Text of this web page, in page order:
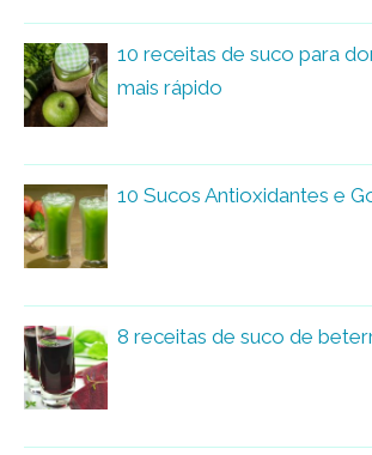
10 receitas de suco para
mais rápido
10 Sucos Antioxidantes e
8 receitas de suco de